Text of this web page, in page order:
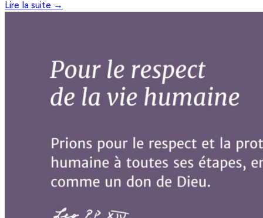
Lire la suite →